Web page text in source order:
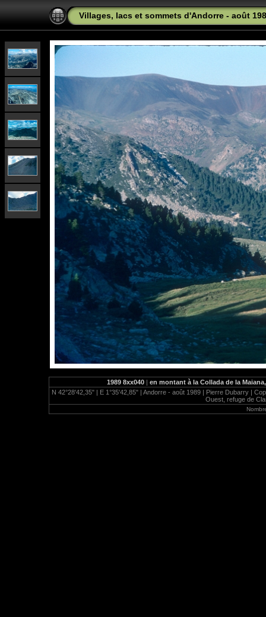
Villages, lacs et sommets d'Andorre - août
1989 8xx040| en montant à la Collada de la
N 42°28'42,35" | E 1°35'42,85" | Andorre - août 1989 | Pierre Dubarry |
Ouest, refuge de